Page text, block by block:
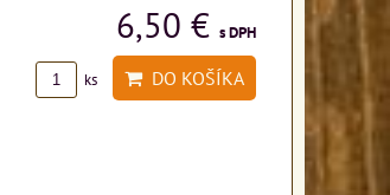
6,50 € s DPH
ks DO KOŠÍKA